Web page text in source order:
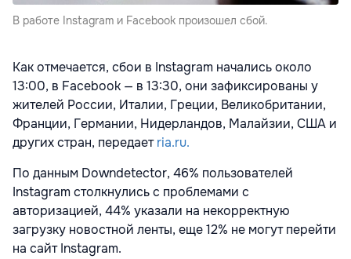
В работе Instagram и Facebook произошел сбой.
Как отмечается, сбои в Instagram начались около
13:00, в Facebook — в 13:30, они зафиксированы у
жителей России, Италии, Греции, Великобритании,
Франции, Германии, Нидерландов, Малайзии, США и
других стран, передаетria.ru.
По данным Downdetector, 46% пользователей
Instagram столкнулись с проблемами с
авторизацией, 44% указали на некорректную
загрузку новостной ленты, еще 12% не могут перейти
на сайт Instagram.